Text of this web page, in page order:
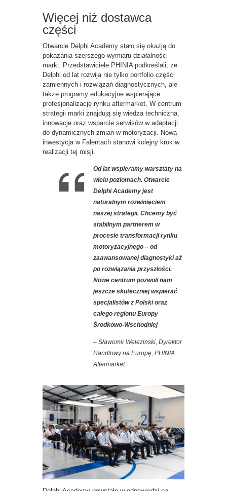
Więcej niż dostawca
części
Otwarcie Delphi Academy stało się okazją do
pokazania szerszego wymiaru działalności
marki. Przedstawiciele PHINIA podkreślali, że
Delphi od lat rozwija nie tylko portfolio części
zamiennych i rozwiązań diagnostycznych, ale
także programy edukacyjne wspierające
profesjonalizację rynku aftermarket. W centrum
strategii marki znajdują się wiedza techniczna,
innowacje oraz wsparcie serwisów w adaptacji
do dynamicznych zmian w motoryzacji. Nowa
inwestycja w Falentach stanowi kolejny krok w
realizacji tej misji.
Od lat wspieramy warsztaty na
wielu poziomach. Otwarcie
Delphi Academy jest
naturalnym rozwinięciem
naszej strategii. Chcemy być
stabilnym partnerem w
procesie transformacji rynku
motoryzacyjnego – od
zaawansowanej diagnostyki aż
po rozwiązania przyszłości.
Nowe centrum pozwoli nam
jeszcze skuteczniej wspierać
specjalistów z Polski oraz
całego regionu Europy
Środkowo-Wschodniej
– Sławomir Welezinski, Dyrektor
Handlowy na Europę, PHINIA
Aftermarket.